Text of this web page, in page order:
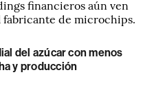
financieros aún ven
de microchips.
del azúcar con menos
y producción